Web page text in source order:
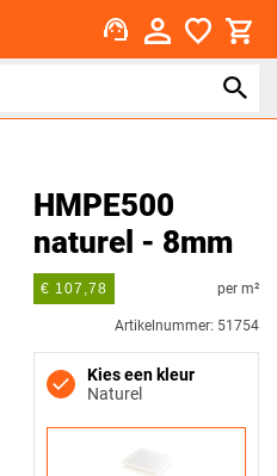
support_agent
HMPE500
naturel - 8mm
€ 107,78 per m²
Artikelnummer: 51754
Kies een kleur
Naturel